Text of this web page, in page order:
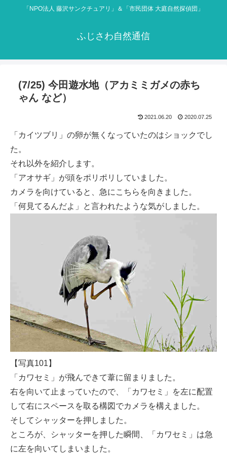
「NPO法人 藤沢サンクチュアリ」＆「市民団体 大庭自然探偵団」
ふじさわ自然通信
(7/25) 今田遊水地（アカミミガメの赤ち
ゃん など）
2021.06.20 2020.07.25
「カイツブリ」の卵が無くなっていたのはショックでし
た。
それ以外を紹介します。
「アオサギ」が頭をポリポリしていました。
カメラを向けていると、急にこちらを向きました。
「何見てるんだよ」と言われたような気がしました。
【写真101】
「カワセミ」が飛んできて葦に留まりました。
右を向いて止まっていたので、「カワセミ」を左に配置
して右にスペースを取る構図でカメラを構えました。
そしてシャッターを押しました。
ところが、シャッターを押した瞬間、「カワセミ」は急
に左を向いてしまいました。